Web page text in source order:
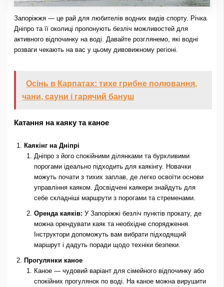
Запоріжжя — це рай для любителів водних видів спорту. Річка
Дніпро та її околиці пропонують безліч можливостей для
активного відпочинку на воді. Давайте розглянемо, які водні
розваги чекають на вас у цьому дивовижному регіоні.
Осінь в Карпатах: тихе грибне полювання,
чани, сауни і гарячий бануш
Катання на каяку та каное
Каякінг на Дніпрі
Дніпро з його спокійними ділянками та бурхливими
порогами ідеально підходить для каякінгу. Новачки
можуть почати з тихих заплав, де легко освоїти основи
управління каяком. Досвідчені каякери знайдуть для
себе складніші маршрути з порогами та стременами.
Оренда каяків: У Запоріжжі безліч пунктів прокату, де
можна орендувати каяк та необхідне спорядження.
Інструктори допоможуть вам вибрати підходящий
маршрут і дадуть поради щодо техніки безпеки.
Прогулянки каное
Каное — чудовий варіант для сімейного відпочинку або
спокійних прогулянок по воді. На каное можна вирушити